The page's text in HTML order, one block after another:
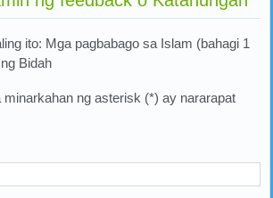
ito: Mga pagbabago sa Islam (bahagi 1
Bidah
minarkahan ng asterisk (*) ay nararapat